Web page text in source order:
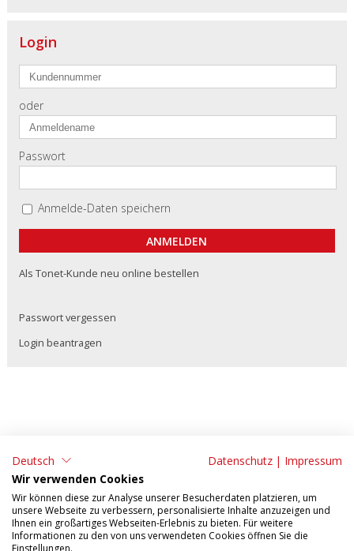
Login
oder
Passwort
Anmelde-Daten speichern
Als Tonet-Kunde neu online bestellen
Passwort vergessen
Login beantragen
ADRESSE:
Tonet AG
Aarefeldstrasse 18
4658 Däniken
Tel: 062 295 09 11
Fax: 062 295 09 55
E-Mail:verkauf@tonet.ch
Deutsch Datenschutz | Impressum
Wir verwenden Cookies
Wir können diese zur Analyse unserer Besucherdaten platzieren, um
unsere Webseite zu verbessern, personalisierte Inhalte anzuzeigen und
Ihnen ein großartiges Webseiten-Erlebnis zu bieten. Für weitere
Informationen zu den von uns verwendeten Cookies öffnen Sie die
Einstellungen.